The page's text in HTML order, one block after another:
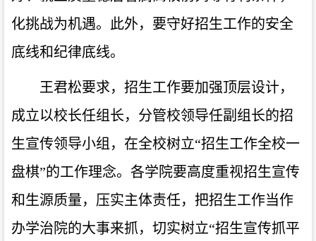
化挑战为机遇。此外，要守好招生工作的安全
底线和纪律底线。
王君松要求，招生工作要加强顶层设计，
成立以校长任组长，分管校领导任副组长的招
生宣传领导小组，在全校树立“招生工作全校一
盘棋”的工作理念。各学院要高度重视招生宣传
和生源质量，压实主体责任，把招生工作当作
办学治院的大事来抓，切实树立“招生宣传抓平